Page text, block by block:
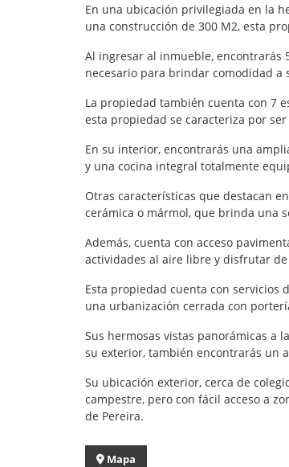
En una ubicación privilegiada en la
una construcción de 300 M2, esta
Al ingresar al inmueble, encontrarás
necesario para brindar comodidad
La propiedad también cuenta con 7
esta propiedad se caracteriza por
En su interior, encontrarás una
y una cocina integral totalmente
Otras características que destacan
cerámica o mármol, que brinda una
Además, cuenta con acceso
actividades al aire libre y disfrutar
Esta propiedad cuenta con servicios
una urbanización cerrada con
Sus hermosas vistas panorámicas a
su exterior, también encontrarás un
Su ubicación exterior, cerca de
campestre, pero con fácil acceso a
de Pereira.
Mapa